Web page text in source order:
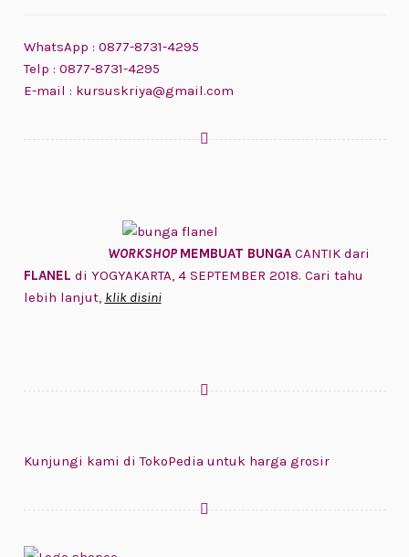
WhatsApp : 0877-8731-4295
Telp : 0877-8731-4295
E-mail : kursuskriya@gmail.com
WORKSHOP MEMBUAT BUNGACANTIK dari
FLANEL di YOGYAKARTA, 4 SEPTEMBER 2018. Cari tahu
lebih lanjut, klik disini
Kunjungi kami di TokoPedia untuk harga grosir